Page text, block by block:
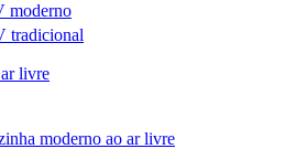
moderno
tradicional
livre
moderno ao ar livre